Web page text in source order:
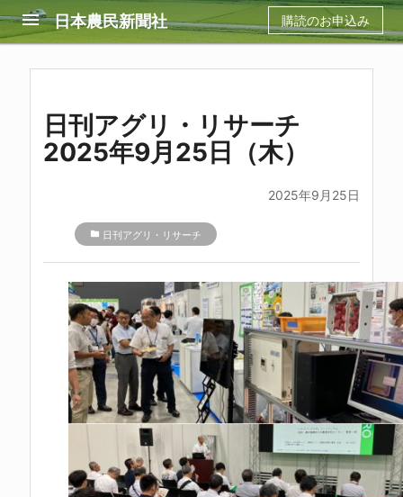
menu 日本農民新聞社 購読のお申込み
日刊アグリ・リサーチ
2025年9月25日（木）
2025年9月25日
folder 日刊アグリ・リサーチ